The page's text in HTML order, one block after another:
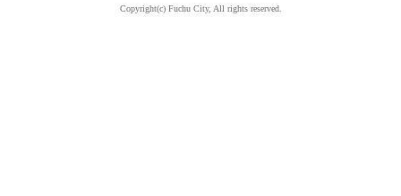
Copyright(c) Fuchu City, All rights reserved.